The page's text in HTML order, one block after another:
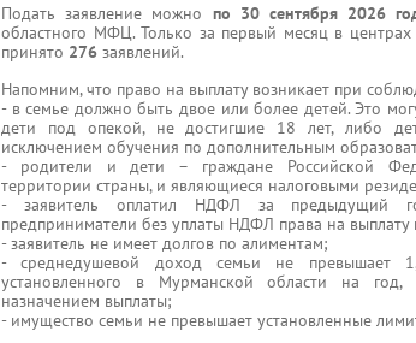
Подать заявление можно по 30 сентября 2026
областного МФЦ. Только за первый месяц в
принято 276 заявлений.
Напомним, что право на выплату возникает при
- в семье должно быть двое или более детей. Это
дети под опекой, не достигшие 18 лет, либо
исключением обучения по дополнительным
- родители и дети – граждане Российской
территории страны, и являющиеся налоговыми
- заявитель оплатил НДФЛ за предыдущий
предприниматели без уплаты НДФЛ права на
- заявитель не имеет долгов по алиментам;
- среднедушевой доход семьи не превышает
установленного в Мурманской области на
назначением выплаты;
- имущество семьи не превышает установленные